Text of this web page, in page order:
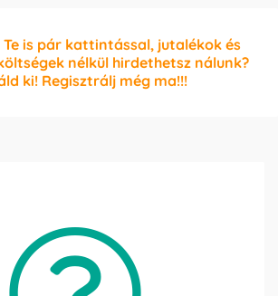
Te is pár kattintással, jutalékok és
nélkül hirdethetsz nálunk?
ki! Regisztrálj még ma!!!